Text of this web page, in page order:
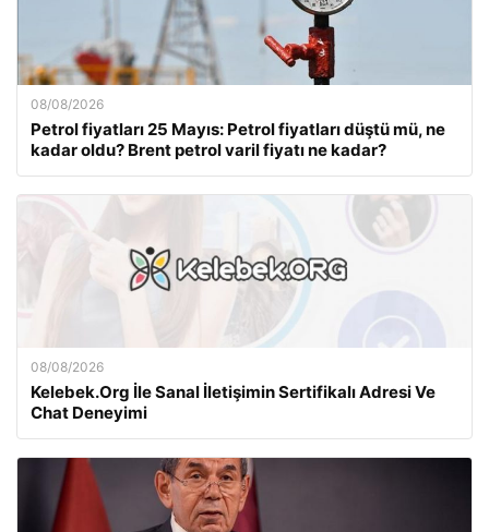
08/08/2026
Petrol fiyatları 25 Mayıs: Petrol fiyatları düştü mü, ne
kadar oldu? Brent petrol varil fiyatı ne kadar?
08/08/2026
Kelebek.Org İle Sanal İletişimin Sertifikalı Adresi Ve
Chat Deneyimi